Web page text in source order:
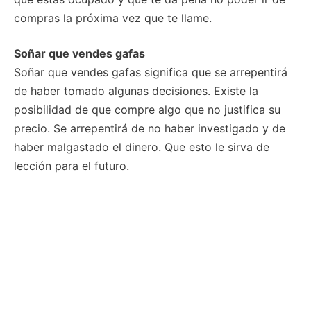
compras la próxima vez que te llame.
Soñar que vendes gafas
Soñar que vendes gafas significa que se arrepentirá
de haber tomado algunas decisiones. Existe la
posibilidad de que compre algo que no justifica su
precio. Se arrepentirá de no haber investigado y de
haber malgastado el dinero. Que esto le sirva de
lección para el futuro.